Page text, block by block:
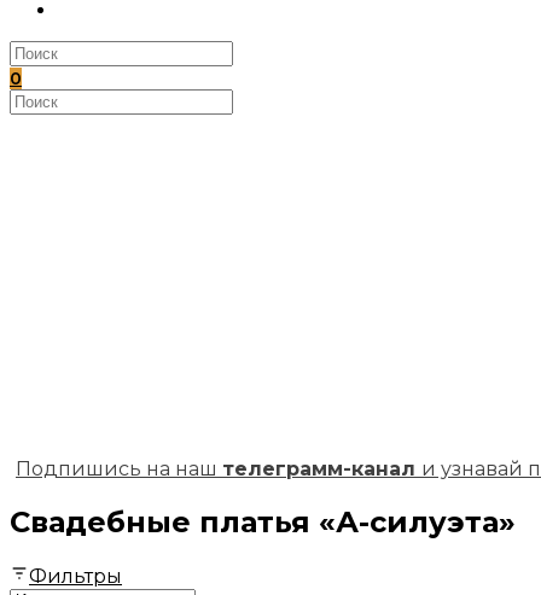
ПО
ВЕБ-
САЙТУ
0
Поиск
на
Подпишись на наш телеграмм-канал и узнавай
Свадебные платья «А-силуэта»
Фильтры